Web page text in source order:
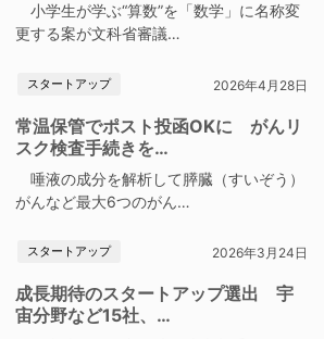
小学生が学ぶ“算数”を「数学」に名称変
更する案が文科省審議…
スタートアップ 2026年4月28日
常温保管でポスト投函OKに がんリ
スク検査手続きを…
唾液の成分を解析して膵臓（すいぞう）
がんなど最大6つのがん…
スタートアップ 2026年3月24日
成長期待のスタートアップ選出 宇
宙分野など15社、…